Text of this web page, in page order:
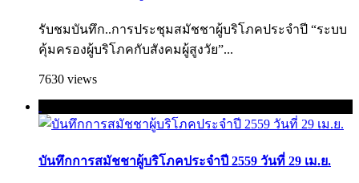
รับชมบันทึก..การประชุมสมัชชาผู้บริโภคประจำปี “ระบบ
คุ้มครองผู้บริโภคกับสังคมผู้สูงวัย”...
7630 views
บันทึกการสมัชชาผู้บริโภคประจำปี 2559 วันที่ 29 เม.ย.